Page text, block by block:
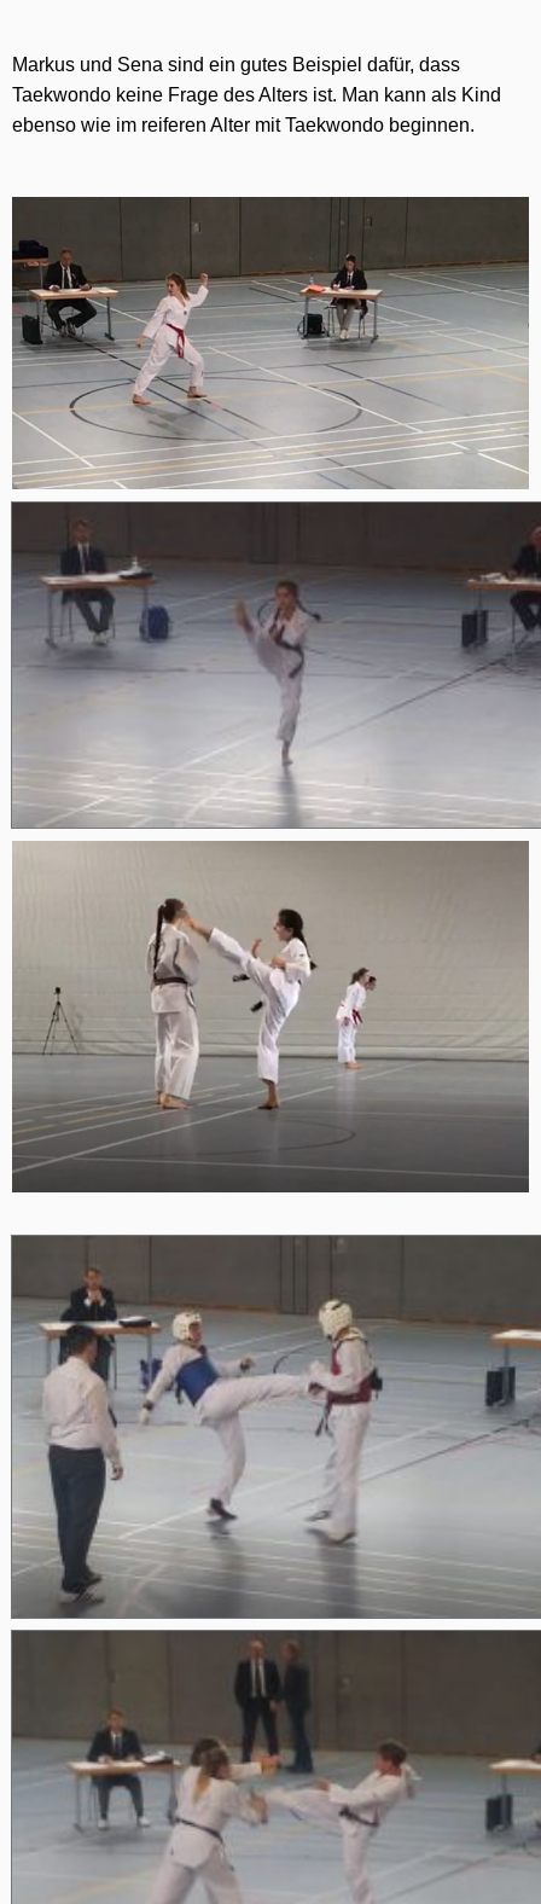
Markus und Sena sind ein gutes Beispiel dafür, dass
Taekwondo keine Frage des Alters ist. Man kann als Kind
ebenso wie im reiferen Alter mit Taekwondo beginnen.